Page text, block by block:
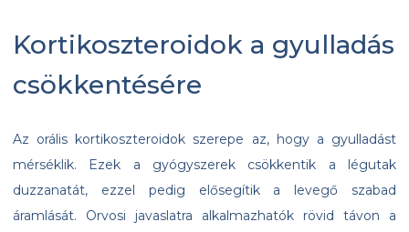
Kortikoszteroidok a gyulladás
csökkentésére
Az orális kortikoszteroidok szerepe az, hogy a gyulladást
mérséklik. Ezek a gyógyszerek csökkentik a légutak
duzzanatát, ezzel pedig elősegítik a levegő szabad
áramlását. Orvosi javaslatra alkalmazhatók rövid távon a